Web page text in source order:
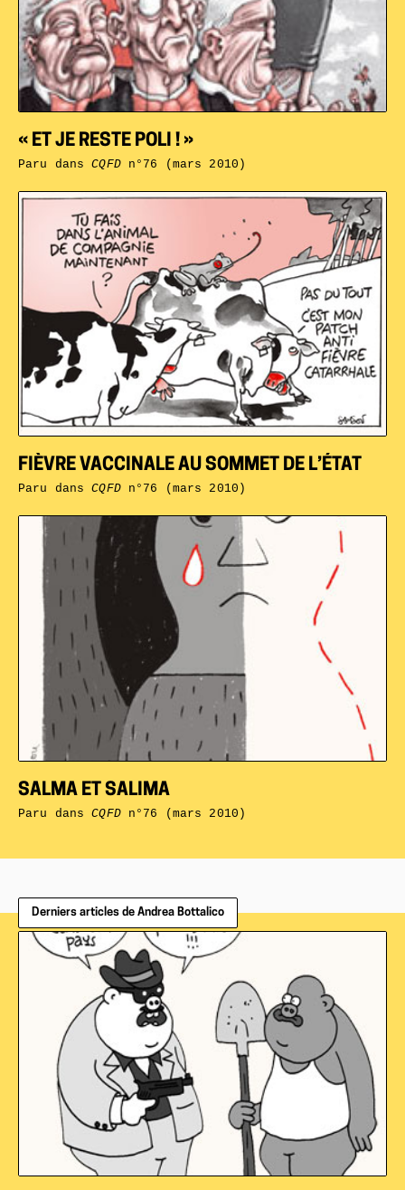
SALMA ET SALIMA
Paru dansCQFDn°76 (mars 2010)
FIÈVRE VACCINALE AU SOMMET DE L’ÉTAT
Paru dansCQFDn°76 (mars 2010)
« ET JE RESTE POLI ! »
Paru dansCQFDn°76 (mars 2010)
Derniers articles de Andrea Bottalico